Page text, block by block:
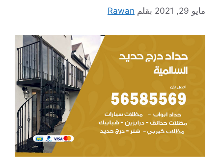
مايو 29, 2021 بقلم Rawan